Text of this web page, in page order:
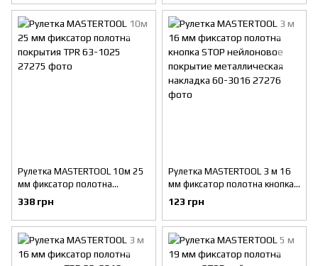
Рулетка MASTERTOOL 10м 25
мм фиксатор полотна
покрытия TPR 63-1025
338 грн
Рулетка MASTERTOOL 3 м 16
мм фиксатор полотна кнопка
STOP нейлоновое покрытие
металлическая накладка 60-
3016
123 грн